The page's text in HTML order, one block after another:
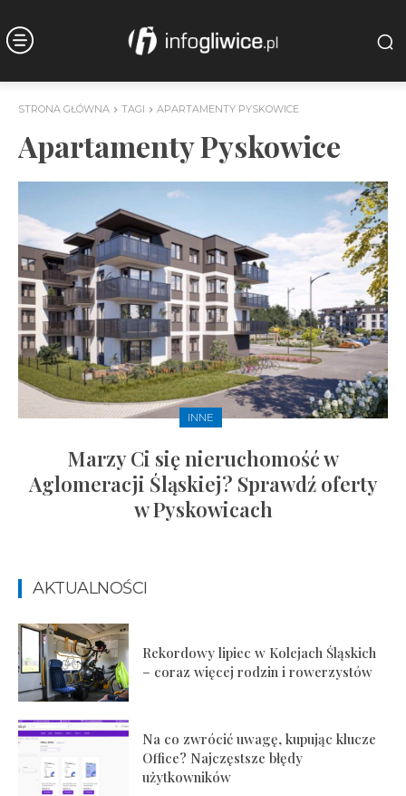
STRONA GŁÓWNA TAGI APARTAMENTY PYSKOWICE
Apartamenty Pyskowice
INNE
Marzy Ci się nieruchomość w
Aglomeracji Śląskiej? Sprawdź oferty
w Pyskowicach
AKTUALNOŚCI
Rekordowy lipiec w Kolejach Śląskich
– coraz więcej rodzin i rowerzystów
Na co zwrócić uwagę, kupując klucze
Office? Najczęstsze błędy
użytkowników